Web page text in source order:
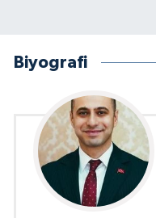
Biyografi